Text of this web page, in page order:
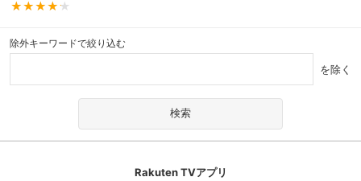
除外キーワードで絞り込む
を除く
Rakuten TVアプリ